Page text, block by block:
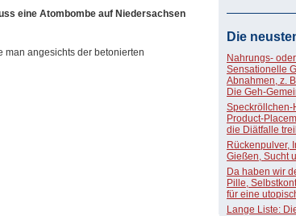
eine Atombombe auf Niedersachsen
man angesichts der betonierten
Die
Nahrungs-
Sensationelle
Abnahmen, z.
Die Geh-
Speckröllchen-
Product-
die Diätfalle
Rückenpulver,
Gießen, Sucht
Da haben wir
Pille,
für eine
Lange Liste: